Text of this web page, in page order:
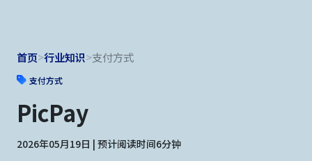
首页>行业知识>支付方式
支付方式
PicPay
2026年05月19日 | 预计阅读时间6分钟